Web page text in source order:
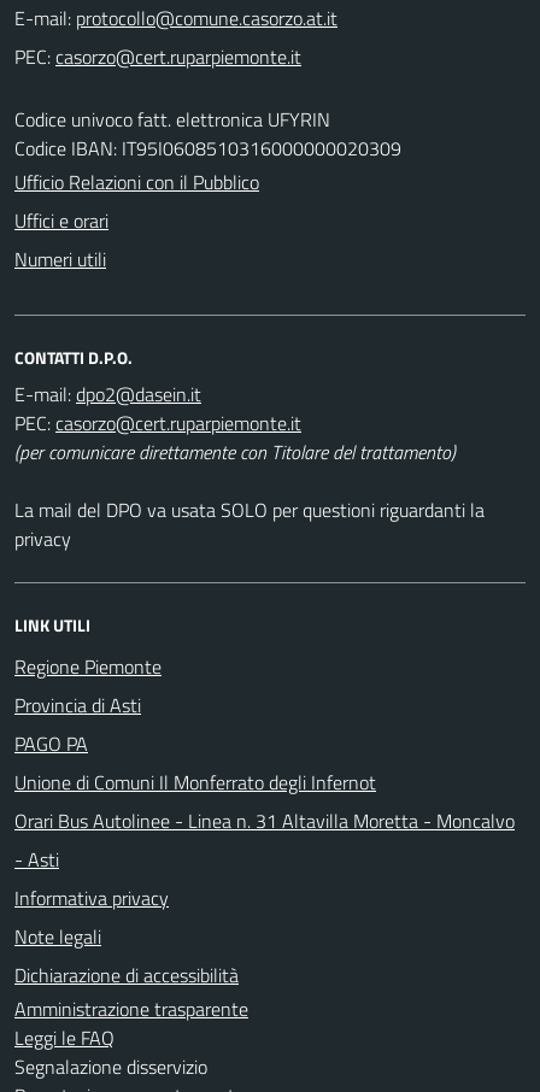
E-mail:
PEC:
Codice univoco fatt. elettronica UFYRIN
Codice IBAN: IT95I0608510316000000020309
Ufficio Relazioni con il Pubblico
Uffici e orari
Numeri utili
CONTATTI D.P.O.
E-mail:
PEC:
(per comunicare direttamente con Titolare del trattamento)
La mail del DPO va usata SOLO per questioni riguardanti la
privacy
LINK UTILI
Regione Piemonte
Provincia di Asti
PAGO PA
Unione di Comuni Il Monferrato degli Infernot
Orari Bus Autolinee - Linea n. 31 Altavilla Moretta - Moncalvo
- Asti
Informativa privacy
Note legali
Dichiarazione di accessibilità
Amministrazione trasparente
Leggi le FAQ
Segnalazione disservizio